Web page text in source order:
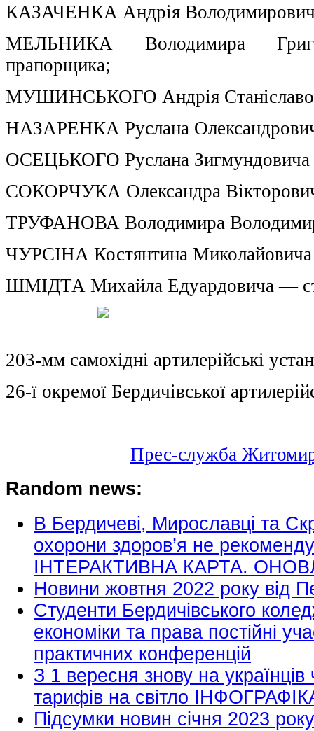
КАЗАЧЕНКА Андрія
МЕЛЬНИКА Володимира
прапорщика;
МУШИНСЬКОГО Андрія
НАЗАРЕНКА Руслана
ОСЕЦЬКОГО Руслана Зигмундовича
СОКОРЧУКА Олександра
ТРУФАНОВА Володимира
ЧУРСІНА Костянтина
ШМІДТА Михайла Едуардовича —
203-мм самохідні артилерійські
26-ї окремої Бердичівської
Прес-служба
Random news:
В Бердичеві, Мирославці та
охорони здоров’я не
ІНТЕРАКТИВНА КАРТА.
Новини жовтня 2022 року від
Студенти Бердичівського
економіки та права постійні
практичних конференцій
З 1 вересня знову на
тарифів на світло
Підсумки новин січня 2023